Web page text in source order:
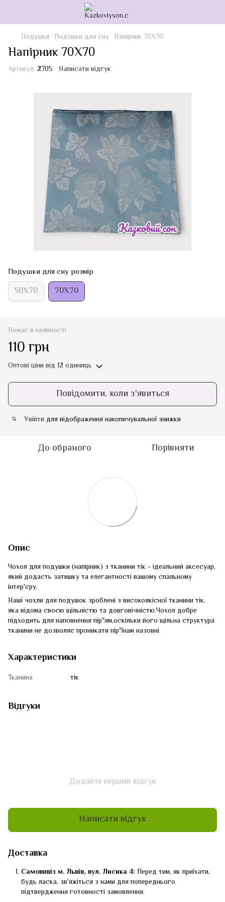
Подушки Подушки для сну Напірник 70Х70
Напірник 70Х70
Артикул: 2705 Написати відгук
Подушки для сну розмір
50Х70 70Х70
Немає в наявності
110 грн
Оптові ціни від 12 одиниць
Повідомити, коли з'явиться
% Увійти для відображення накопичувальної знижки
До обраного Порівняти
Опис
Чохол для подушки (напірник) з тканини тік - ідеальний аксесуар,
який додасть затишку та елегантності вашому спальному
інтер'єру.
Наші чохли для подушок зроблені з високоякісної тканини тік,
яка відома своєю щільністю та довговічністю.Чохол добре
підходить для наповнення пір"ям,оскільки його щільна структура
тканини не дозволяє проникати пір"їнам назовні
Характеристики
Тканина тік
Відгуки
Додайте перший відгук
Написати відгук
Доставка
Самовивіз м. Львів, вул. Лисика 4: Перед тим, як приїхати,
будь ласка, зв'яжіться з нами для попереднього
підтвердження готовності замовлення.